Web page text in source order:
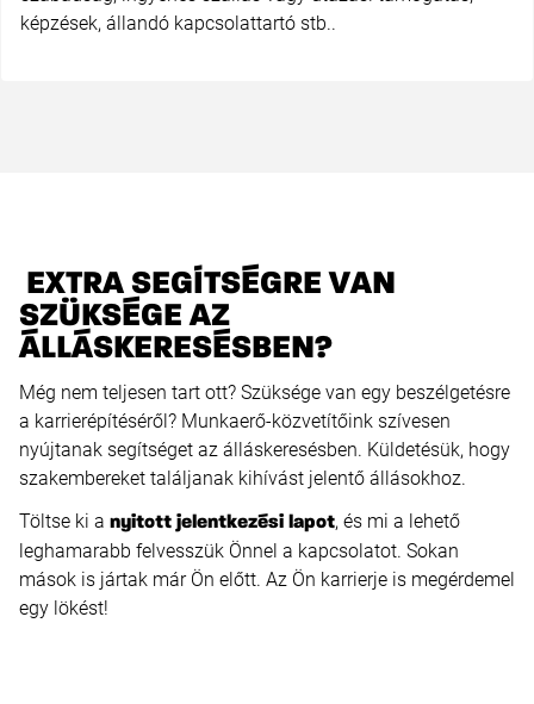
képzések, állandó kapcsolattartó stb..
EXTRA SEGÍTSÉGRE VAN
SZÜKSÉGE AZ
ÁLLÁSKERESÉSBEN?
Még nem teljesen tart ott? Szüksége van egy beszélgetésre
a karrierépítéséről? Munkaerő-közvetítőink szívesen
nyújtanak segítséget az álláskeresésben. Küldetésük, hogy
szakembereket találjanak kihívást jelentő állásokhoz.
Töltse ki a nyitott jelentkezési lapot, és mi a lehető
leghamarabb felvesszük Önnel a kapcsolatot. Sokan
mások is jártak már Ön előtt. Az Ön karrierje is megérdemel
egy lökést!